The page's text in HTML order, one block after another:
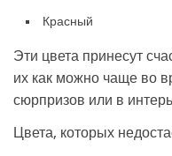
Красный
Эти цвета принесут
их как можно чаще во
сюрпризов или в
Цвета, которых